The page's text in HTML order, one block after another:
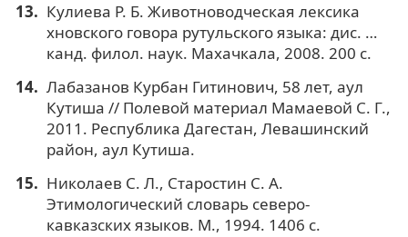
Кулиева Р. Б. Животноводческая лексика
хновского говора рутульского языка: дис. …
кaнд. филол. нaук. Махачкала, 2008. 200 с.
Лабазанов Курбан Гитинович, 58 лет, аул
Кутиша // Полевой материал Мамаевой С. Г.,
2011. Республика Дагестан, Левашинский
район, аул Кутиша.
Николаев С. Л., Старостин С. А.
Этимологический словарь северо-
кавказских языков. М., 1994. 1406 с.